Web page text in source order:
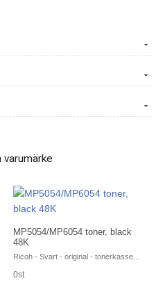
varumärke
MP5054/MP6054 toner, black
48K
Ricoh - Svart - original - tonerkasse...
0st